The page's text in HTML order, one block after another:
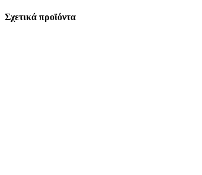
Σχετικά προϊόντα